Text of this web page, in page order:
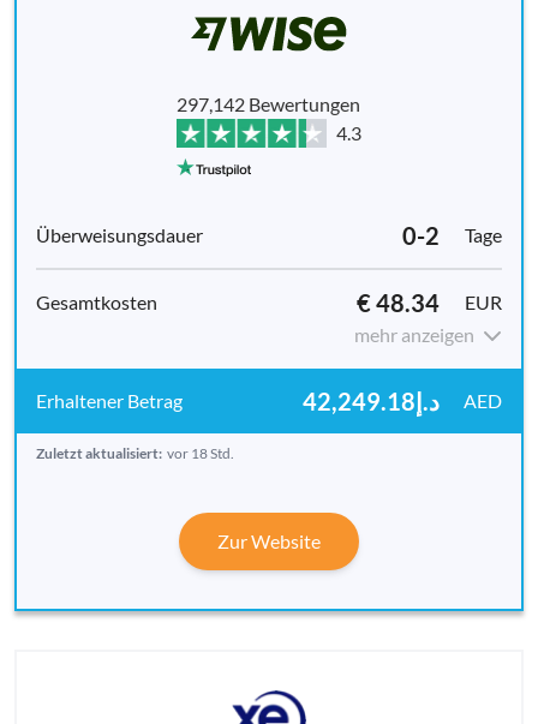
297,142 Bewertungen
4.3
0-2 Tage
€ 48.34
EUR
mehr anzeigen
د.إ42,249.18 AED
Zuletzt aktualisiert: vor 18 Std.
Zur Website